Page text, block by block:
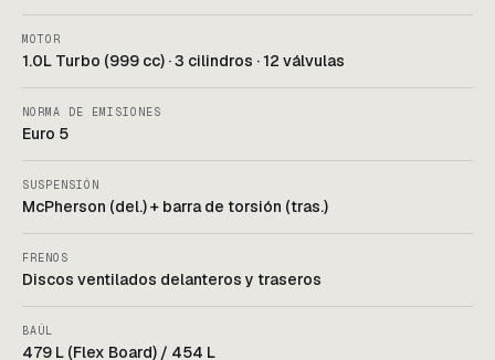
MOTOR
1.0L Turbo (999 cc) · 3 cilindros · 12 válvulas
NORMA DE EMISIONES
Euro 5
SUSPENSIÓN
McPherson (del.) + barra de torsión (tras.)
FRENOS
Discos ventilados delanteros y traseros
BAÚL
479 L (Flex Board) / 454 L